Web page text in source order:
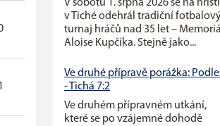
V sobotu 1. srpna 2026 se na hřišti
v Tiché odehrál tradiční
turnaj hráčů nad 35 let –
Aloise Kupčíka. Stejně jako...
Ve druhé přípravě porážka:
- Tichá 7:2
Ve druhém přípravném utkání,
které se po vzájemné dohodě